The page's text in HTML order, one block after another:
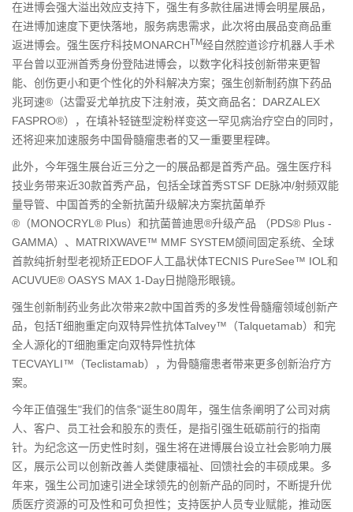
在进博会强大溢出效应支持下，强生有多款往届进博会明星展品，
在进博加速度下更快落地，服务病患需求，此次将由展品变商品重
返进博会。强生医疗科技MONARCHTM经自然腔道诊疗机器人手术
平台曾以亚洲首秀身份登陆进博会，以数字化科技创新带来更智
能、创伤更小和更个性化的外科解决方案；强生创新制药旗下药品
兆珂速®（达雷妥尤单抗皮下注射液，英文商品名：DARZALEX
FASPRO®），在填补轻链型淀粉样变这一罕见病治疗空白的同时，
还将迎来加速服务中国骨髓瘤患者的又一重要里程碑。
此外，今年强生展台近三分之一的展品都是首秀产品。强生医疗科
技业务带来近30款首秀产品，包括全球首秀STSF DE脉冲/射频双能
量导管、中国首秀的全新抗菌升级解决方案抗菌单乔
®（MONOCRYL® Plus）和抗菌普迪思®升级产品 （PDS® Plus -
GAMMA）、MATRIXWAVE™ MMF SYSTEM颌间固定系统、全球
首款纯折射型老视矫正EDOF人工晶状体TECNIS PureSee™ IOL和
ACUVUE® OASYS MAX 1-Day日抛隐形眼镜。
强生创新制药业务此次带来2款中国首秀的多发性骨髓瘤领域创新产
品，包括T细胞重定向双特异性抗体Talvey™（Talquetamab）和完
全人源化的T细胞重定向双特异性抗体
TECVAYLI™（Teclistamab），为骨髓瘤患者带来更多创新治疗方
案。
今年正值强生"我们的信条"诞生80周年，强生信条阐明了公司对病
人、客户、员工社会和股东的责任，是指引强生砥砺前行的指南
针。为纪念这一历史性时刻，强生将在进博展台设立社会影响力展
区，展示公司以创新改善人类健康福祉、回馈社会的丰硕成果。多
年来，强生公司加速引进全球领先的创新产品的同时，不断提升优
质医疗资源的可及性和可负担性；支持医护人员专业赋能，推动医